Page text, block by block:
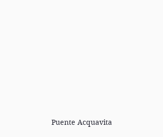
Puente Acquavita